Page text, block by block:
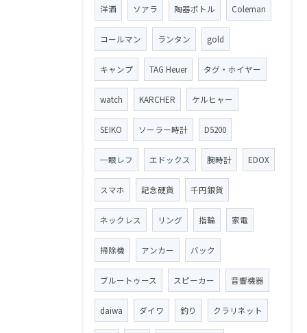
洋酒 ソアラ 陶器ボトル Coleman
コールマン ランタン gold
キャンプ TAG Heuer タグ・ホイヤー
watch KARCHER ケルヒャー
SEIKO ソーラー時計 D5200
一眼レフ エドックス 腕時計 EDOX
スマホ 記念硬貨 千円銀貨
ネックレス リング 指輪 家電
掃除機 アンカー バック
ブルートゥース スピーカー 音響機器
daiwa ダイワ 釣り クラリネット